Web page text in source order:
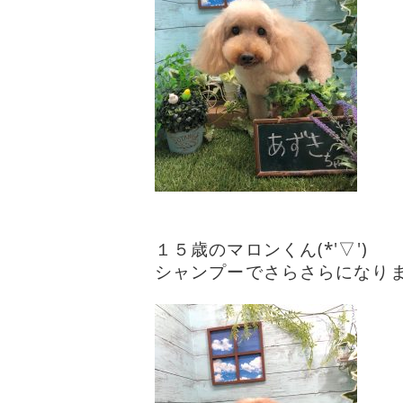
１５歳のマロンくん(*'▽')
シャンプーでさらさらになり